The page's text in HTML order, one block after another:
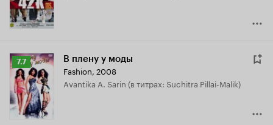
Рейтинг
Кинопоиска
7.7
7.7 В плену у моды
Fashion, 2008
Avantika A. Sarin (в титрах: Suchitra Pillai-Malik)